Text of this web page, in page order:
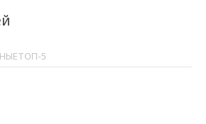
ТОП-5